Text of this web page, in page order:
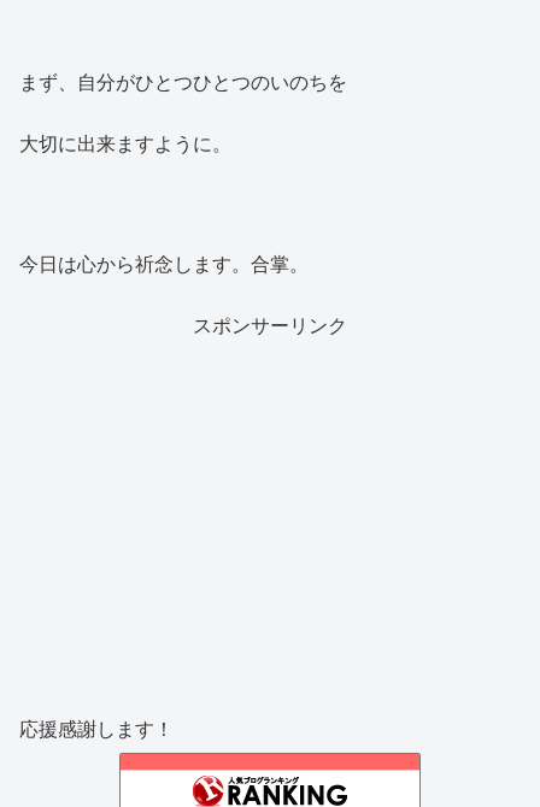
まず、自分がひとつひとつのいのちを
大切に出来ますように。
今日は心から祈念します。合掌。
スポンサーリンク
応援感謝します！